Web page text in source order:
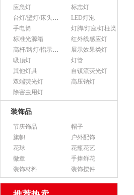
应急灯
标志灯
台灯/壁灯/床头灯/落地灯
LED灯泡
手电筒
灯脚/灯座/灯柱类
标准光源箱
红外线感应灯
高杆/路灯/指示灯类
展示效果类灯
吸顶灯
灯管
其他灯具
自镇流荧光灯
双端荧光灯
高压钠灯
除害虫用灯
装饰品
节庆饰品
帽子
旗帜
户外配饰
花球
花瓶花艺
徽章
手捧鲜花
装饰材料
装饰摆件